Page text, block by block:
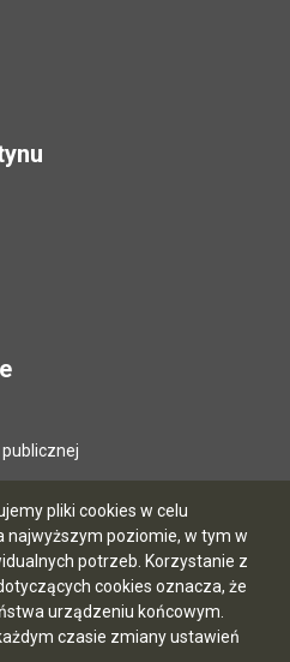
pliki cookies w celu
najwyższym poziomie, w tym w
potrzeb. Korzystanie z
cookies oznacza, że
urządzeniu końcowym.
czasie zmiany ustawień
13:39